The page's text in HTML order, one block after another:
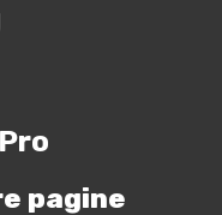
pagine